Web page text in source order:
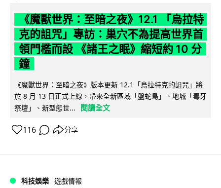
《魔獸世界：至暗之夜》12.1 「烏拉特
克的詛咒」專訪：巢穴不為提高世界首
領門檻而設 《諸王之眠》縮短約 10 分
鐘
《魔獸世界：至暗之夜》版本更新 12.1「烏拉特克的詛咒」將
於 8 月 13 日正式上線，帶來全新區域「盤蛇島」、地城「毒牙
祭壇」、新型態世...
閱讀全文
116 分享
科技娛樂 遊戲情報